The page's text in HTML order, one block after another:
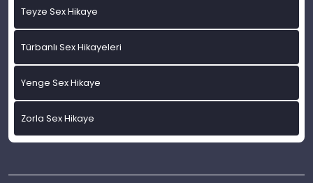
Teyze Sex Hikaye
Türbanlı Sex Hikayeleri
Yenge Sex Hikaye
Zorla Sex Hikaye